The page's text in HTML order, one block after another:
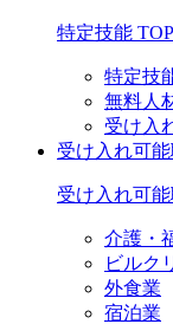
特定技能
特定技
無料人
受け入
受け入れ可
受け入れ可
介護・
ビルク
外食業
宿泊業